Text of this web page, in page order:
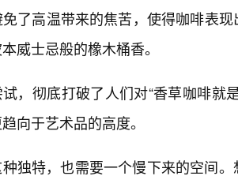
了高温带来的焦苦，使得咖啡表
威士忌般的橡木桶香。
，彻底打破了人们对“香草咖啡就
向于艺术品的高度。
独特，也需要一个慢下来的空间